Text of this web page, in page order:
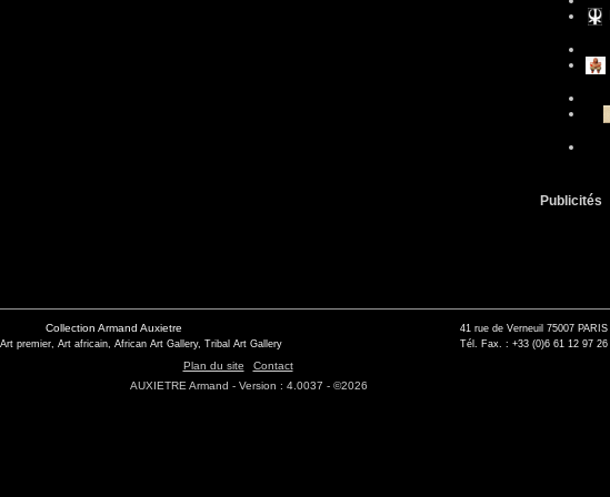
Publicités
Collection Armand Auxietre
premier, Art africain, African Art Gallery, Tribal Art Gallery
41 rue de Verneuil 75007 PARIS
Tél. Fax. : +33 (0)6 61 12 97 26
Plan du site
Contact
AUXIETRE Armand - Version : 4.0037 - ©2026